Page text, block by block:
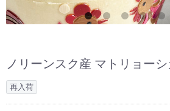
ノリーンスク産 マトリョー
再入荷